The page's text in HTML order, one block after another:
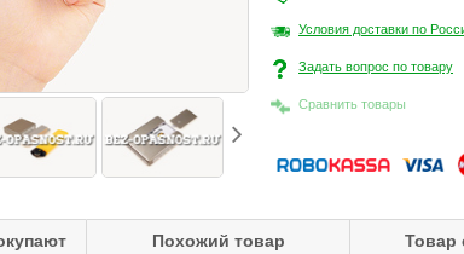
Условия доставки по
Задать вопрос по товару
Сравнить товары
Похожий товар Товар